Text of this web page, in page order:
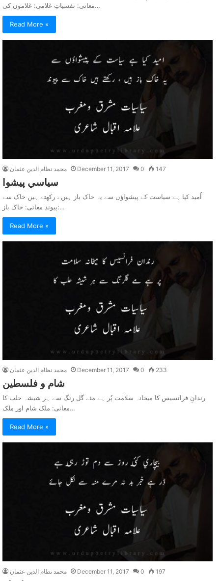
معانی: نفسیاتِ غلامی: غلاموں کی…
Read More »
محمد نظام الدین عثمان December 11, 2017 0 147
سياسي پيشوا
اُمید کیا ہے سیاست کے پیشواؤں سے یہ خاک باز ہیں ، رکھتے ہیں خاک سے
پیوند معانی: خاک باز:…
Read More »
محمد نظام الدین عثمان December 11, 2017 0 233
شام و فلسطين
رندانِ فرانسیس کا میخانہ سلامت پُر ہے مئے گل رنگ سے ہر شیشہ حلب کا
معانی: ملک شام اور ملک…
Read More »
محمد نظام الدین عثمان December 11, 2017 0 197